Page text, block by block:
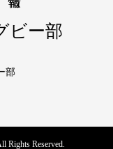
ビー部
部
Reserved.